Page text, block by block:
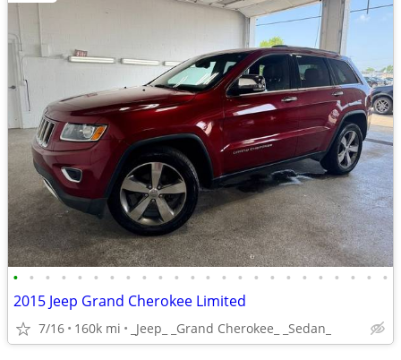
• • • • • • • • • • • • • • • • • • • • • • • •
2015 Jeep Grand Cherokee Limited
7/16 160k mi _Jeep_ _Grand Cherokee_ _Sedan_